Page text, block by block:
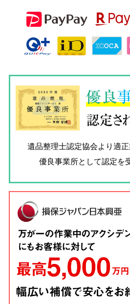
優良
認定さ
遺品整理士認定協会より適
優良事業所として認定を